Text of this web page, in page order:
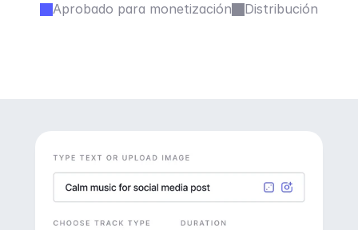
Aprobado para monetización
Distribución